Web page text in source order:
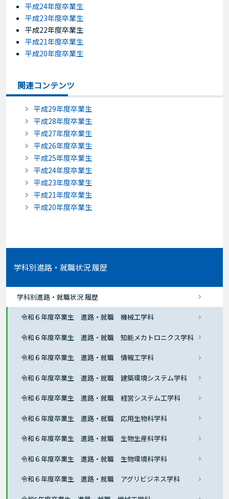
平成24年度卒業生
平成23年度卒業生
平成22年度卒業生
平成21年度卒業生
平成20年度卒業生
関連コンテンツ
平成29年度卒業生
平成28年度卒業生
平成27年度卒業生
平成26年度卒業生
平成25年度卒業生
平成24年度卒業生
平成23年度卒業生
平成21年度卒業生
平成20年度卒業生
学科別進路・就職状況 履歴
学科別進路・就職状況 履歴
令和６年度卒業生 進路・就職 機械工学科
令和６年度卒業生 進路・就職 知能メカトロニクス学科
令和６年度卒業生 進路・就職 情報工学科
令和６年度卒業生 進路・就職 建築環境システム学科
令和６年度卒業生 進路・就職 経営システム工学科
令和６年度卒業生 進路・就職 応用生物科学科
令和６年度卒業生 進路・就職 生物生産科学科
令和６年度卒業生 進路・就職 生物環境科学科
令和６年度卒業生 進路・就職 アグリビジネス学科